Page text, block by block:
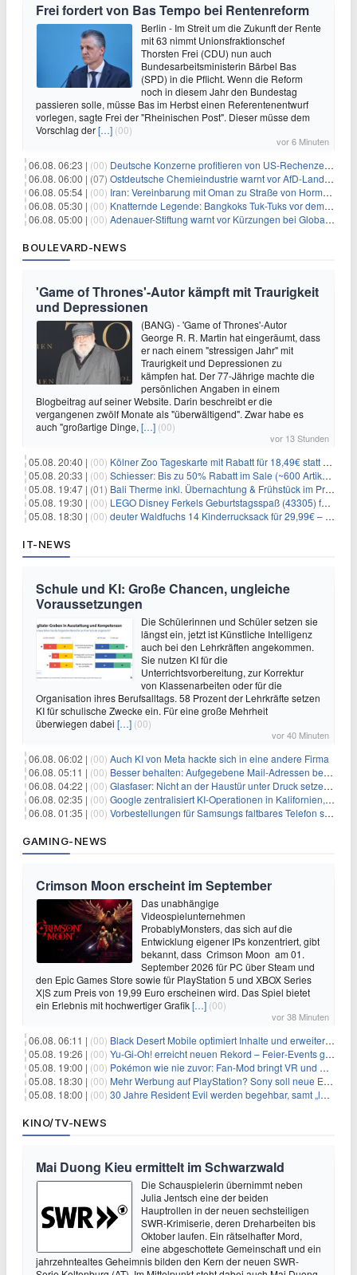
Frei fordert von Bas Tempo bei Rentenreform
Berlin - Im Streit um die Zukunft der Rente
mit 63 nimmt Unionsfraktionschef
Thorsten Frei (CDU) nun auch
Bundesarbeitsministerin Bärbel Bas
(SPD) in die Pflicht. Wenn die Reform
noch in diesem Jahr den Bundestag
passieren solle, müsse Bas im Herbst einen Referentenentwurf
vorlegen, sagte Frei der "Rheinischen Post". Dieser müsse dem
Vorschlag der[…] (00)
vor 6 Minuten
06.08. 06:23 | (00) Deutsche Konzerne profitieren von US-Rechenzentrums-Boom
06.08. 06:00 | (07) Ostdeutsche Chemieindustrie warnt vor AfD-Landesregierung
06.08. 05:54 | (00) Iran: Vereinbarung mit Oman zu Straße von Hormus fast fertig
06.08. 05:30 | (00) Knatternde Legende: Bangkoks Tuk-Tuks vor dem Aus?
06.08. 05:00 | (00) Adenauer-Stiftung warnt vor Kürzungen bei Globaler Gesundheit
BOULEVARD-NEWS
'Game of Thrones'-Autor kämpft mit Traurigkeit
und Depressionen
(BANG) - 'Game of Thrones'-Autor
George R. R. Martin hat eingeräumt, dass
er nach einem "stressigen Jahr" mit
Traurigkeit und Depressionen zu
kämpfen hat. Der 77-Jährige machte die
persönlichen Angaben in einem
Blogbeitrag auf seiner Website. Darin beschreibt er die
vergangenen zwölf Monate als "überwältigend". Zwar habe es
auch "großartige Dinge, […] (00)
vor 13 Stunden
05.08. 20:40 | (00) Kölner Zoo Tageskarte mit Rabatt für 18,49€ statt 29,50€ – einlösbar bis Dezember
05.08. 20:33 | (00) Schiesser: Bis zu 50% Rabatt im Sale (~600 Artikel zur Auswahl)
05.08. 19:47 | (01) Bali Therme inkl. Übernachtung & Frühstück im Premium Hotel (Bad Oeynhausen) ab 89€ p.P.
05.08. 19:30 | (00) LEGO Disney Ferkels Geburtstagsspaß (43305) für 29,10€
05.08. 18:30 | (00) deuter Waldfuchs 14 Kinderrucksack für 29,99€ – Amber-maple
IT-NEWS
Schule und KI: Große Chancen, ungleiche
Voraussetzungen
Die Schülerinnen und Schüler setzen sie
längst ein, jetzt ist Künstliche Intelligenz
auch bei den Lehrkräften angekommen.
Sie nutzen KI für die
Unterrichtsvorbereitung, zur Korrektur
von Klassenarbeiten oder für die
Organisation ihres Berufsalltags. 58 Prozent der Lehrkräfte setzen
KI für schulische Zwecke ein. Für eine große Mehrheit
überwiegen dabei […] (00)
vor 40 Minuten
06.08. 06:02 | (00) Auch KI von Meta hackte sich in eine andere Firma
06.08. 05:11 | (00) Besser behalten: Aufgegebene Mail-Adressen bergen Gefahren
06.08. 04:22 | (00) Glasfaser: Nicht an der Haustür unter Druck setzen lassen
06.08. 02:35 | (00) Google zentralisiert KI-Operationen in Kalifornien, um Rivale Anthropic und OpenAI zu überholen
06.08. 01:35 | (00) Vorbestellungen für Samsungs faltbares Telefon steigen um 30 % in einem wettbewerbsintensiven Markt
GAMING-NEWS
Crimson Moon erscheint im September
Das unabhängige
Videospielunternehmen
ProbablyMonsters, das sich auf die
Entwicklung eigener IPs konzentriert, gibt
bekannt, dass Crimson Moon am 01.
September 2026 für PC über Steam und
den Epic Games Store sowie für PlayStation 5 und XBOX Series
X|S zum Preis von 19,99 Euro erscheinen wird. Das Spiel bietet
ein Erlebnis mit hochwertiger Grafik[…] (00)
vor 38 Minuten
06.08. 06:11 | (00) Black Desert Mobile optimiert Inhalte und erweitert Treasure Access
05.08. 19:26 | (00) Yu‑Gi‑Oh! erreicht neuen Rekord – Feier‑Events gestartet
05.08. 19:00 | (00) Pokémon wie nie zuvor: Fan-Mod bringt VR und Ego-Perspektive nach Kanto
05.08. 18:30 | (00) Mehr Werbung auf PlayStation? Sony soll neue Einnahmequellen prüfen
05.08. 18:00 | (00) 30 Jahre Resident Evil werden begehbar, samt „lebensgroßem Leon“
KINO/TV-NEWS
Mai Duong Kieu ermittelt im Schwarzwald
Die Schauspielerin übernimmt neben
Julia Jentsch eine der beiden
Hauptrollen in der neuen sechsteiligen
SWR-Krimiserie, deren Dreharbeiten bis
Oktober laufen. Ein rätselhafter Mord,
eine abgeschottete Gemeinschaft und ein
jahrzehntealtes Geheimnis bilden den Kern der neuen SWR-